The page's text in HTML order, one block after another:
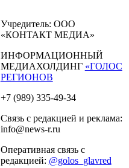
Учредитель: ООО
«КОНТАКТ МЕДИА»
ИНФОРМАЦИОННЫЙ
МЕДИАХОЛДИНГ «ГОЛОС
РЕГИОНОВ
+7 (989) 335-49-34
Связь с редакцией и реклама:
info@news-r.ru
Оперативная связь с
редакцией: @golos_glavred